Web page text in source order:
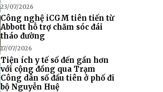
23/07/2026
Công nghệ iCGM tiên tiến từ
Abbott hỗ trợ chăm sóc đái
tháo đường
17/07/2026
Tiện ích y tế số đến gần hơn
với cộng đồng qua Trạm
Công dân số đầu tiên ở phố đi
bộ Nguyễn Huệ